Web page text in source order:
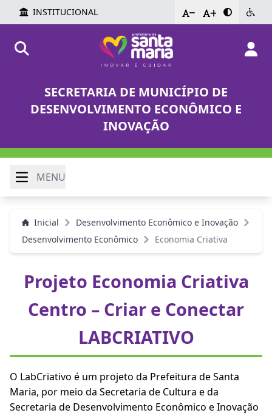
INSTITUCIONAL - +
SECRETARIA DE MUNICÍPIO DE
DESENVOLVIMENTO ECONÔMICO E
INOVAÇÃO
MENU
Inicial
Desenvolvimento Econômico e Inovação
Desenvolvimento Econômico
Economia Criativa
Projeto Economia Criativa
Centro – Criar e Conectar
LABCRIATIVO
O LabCriativo é um projeto da Prefeitura de Santa
Maria, por meio da Secretaria de Cultura e da
Secretaria de Desenvolvimento Econômico e Inovação